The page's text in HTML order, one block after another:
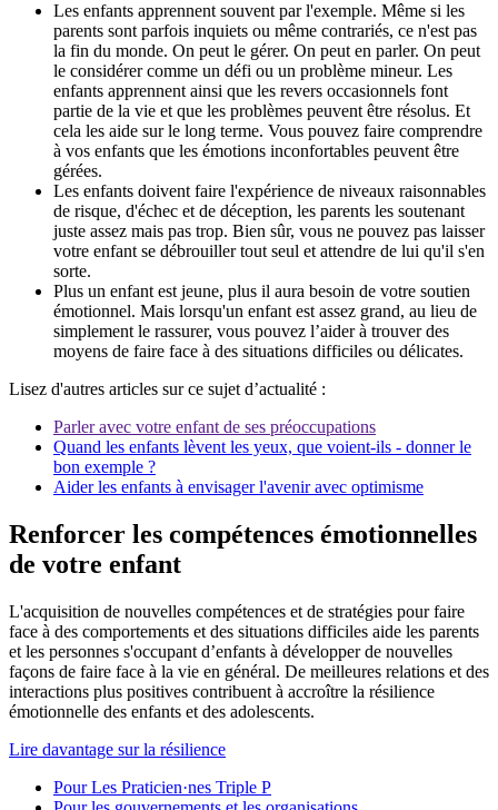
Les enfants apprennent souvent par l'exemple. Même si les
parents sont parfois inquiets ou même contrariés, ce n'est pas
la fin du monde. On peut le gérer. On peut en parler. On peut
le considérer comme un défi ou un problème mineur. Les
enfants apprennent ainsi que les revers occasionnels font
partie de la vie et que les problèmes peuvent être résolus. Et
cela les aide sur le long terme. Vous pouvez faire comprendre
à vos enfants que les émotions inconfortables peuvent être
gérées.
Les enfants doivent faire l'expérience de niveaux raisonnables
de risque, d'échec et de déception, les parents les soutenant
juste assez mais pas trop. Bien sûr, vous ne pouvez pas laisser
votre enfant se débrouiller tout seul et attendre de lui qu'il s'en
sorte.
Plus un enfant est jeune, plus il aura besoin de votre soutien
émotionnel. Mais lorsqu'un enfant est assez grand, au lieu de
simplement le rassurer, vous pouvez l’aider à trouver des
moyens de faire face à des situations difficiles ou délicates.
Lisez d'autres articles sur ce sujet d’actualité :
Parler avec votre enfant de ses préoccupations
Quand les enfants lèvent les yeux, que voient-ils - donner le
bon exemple ?
Aider les enfants à envisager l'avenir avec optimisme
Renforcer les compétences émotionnelles
de votre enfant
L'acquisition de nouvelles compétences et de stratégies pour faire
face à des comportements et des situations difficiles aide les parents
et les personnes s'occupant d’enfants à développer de nouvelles
façons de faire face à la vie en général. De meilleures relations et des
interactions plus positives contribuent à accroître la résilience
émotionnelle des enfants et des adolescents.
Lire davantage sur la résilience
Pour Les Praticien·nes Triple P